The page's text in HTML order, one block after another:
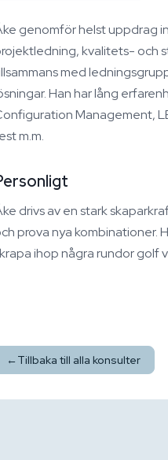
genomför helst uppdrag
kvalitets- och
med
Han har lång
Management,
m.m.
drivs av en stark
prova nya kombinationer.
ihop några rundor golf
← Tillbaka till alla konsulter